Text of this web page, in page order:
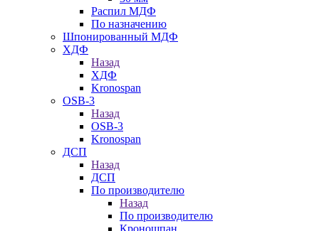
Распил МДФ
По назначению
Шпонированный МДФ
ХДФ
Назад
ХДФ
Kronospan
OSB-3
Назад
OSB-3
Kronospan
ДСП
Назад
ДСП
По производителю
Назад
По производителю
Кроношпан